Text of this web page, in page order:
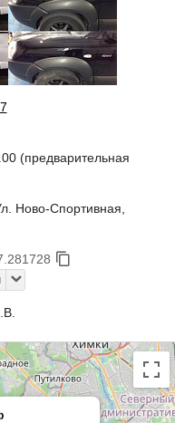
(предварительная
Ново-Спортивная,